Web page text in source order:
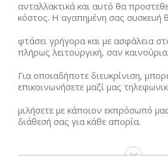
ανταλλακτικά και αυτό θα
κόστος. Η αγαπημένη σας συσκευή
φτάσει γρήγορα και με ασφάλεια
πλήρως λειτουργική, σαν καινούρια.
Για οποιαδήποτε διευκρίνιση,
επικοινωνήσετε μαζί μας
μιλήσετε με κάποιον εκπρόσωπό
διάθεσή σας για κάθε απορία.